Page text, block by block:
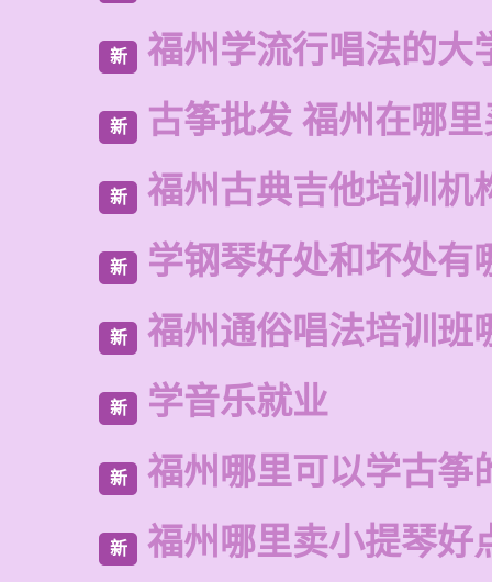
新 福州学流行唱法的大
新 古筝批发 福州在哪
新 福州古典吉他培训机
新 学钢琴好处和坏处有
新 福州通俗唱法培训班
新 学音乐就业
新 福州哪里可以学古筝
新 福州哪里卖小提琴好